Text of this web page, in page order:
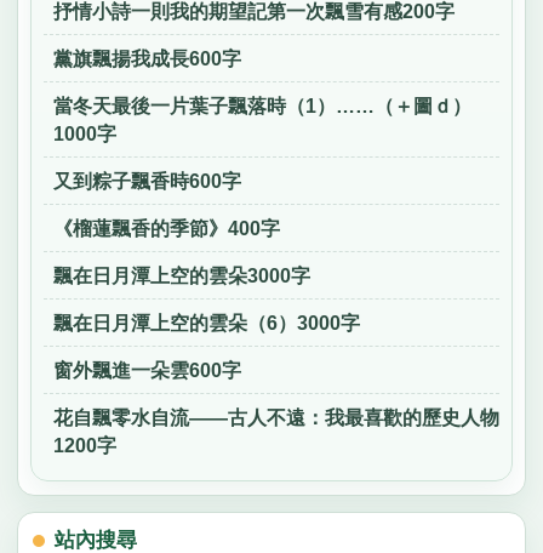
抒情小詩一則我的期望記第一次飄雪有感200字
黨旗飄揚我成長600字
當冬天最後一片葉子飄落時（1）……（＋圖ｄ）
1000字
又到粽子飄香時600字
《榴蓮飄香的季節》400字
飄在日月潭上空的雲朵3000字
飄在日月潭上空的雲朵（6）3000字
窗外飄進一朵雲600字
花自飄零水自流——古人不遠：我最喜歡的歷史人物
1200字
站內搜尋